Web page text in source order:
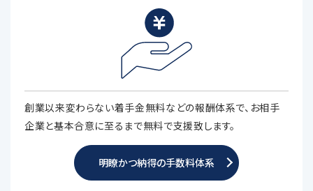
創業以来変わらない着手金無料などの報酬体系で、お相手
企業と基本合意に至るまで無料で支援致します。
明瞭かつ納得の手数料体系